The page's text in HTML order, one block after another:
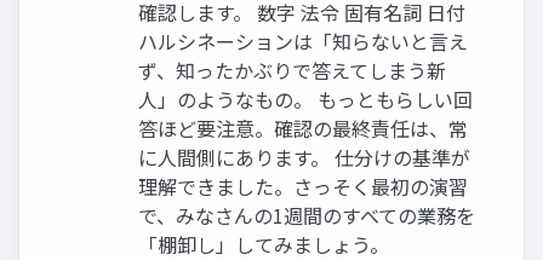
確認します。 数字 法令 固有名詞 日付
ハルシネーションは「知らないと言え
ず、知ったかぶりで答えてしまう新
人」のようなもの。 もっともらしい回
答ほど要注意。確認の最終責任は、常
に人間側にあります。 仕分けの基準が
理解できました。さっそく最初の演習
で、みなさんの1週間のすべての業務を
「棚卸し」してみましょう。